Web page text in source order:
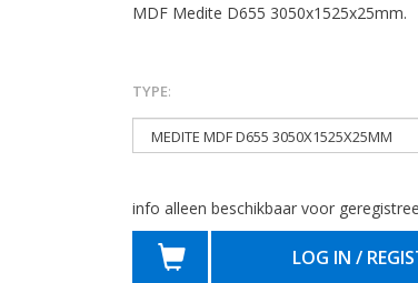
MDF Medite D655 3050x1525x25mm.
TYPE:
info alleen beschikbaar voor
LOG IN /